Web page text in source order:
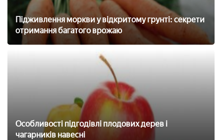
Підживлення моркви у відкритому грунті: секрети
отримання багатого врожаю
Особливості підгодівлі плодових дерев і
чагарників навесні